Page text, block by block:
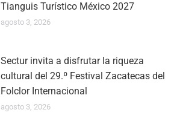
Tianguis Turístico México 2027
agosto 3, 2026
Sectur invita a disfrutar la riqueza
cultural del 29.º Festival Zacatecas del
Folclor Internacional
agosto 3, 2026